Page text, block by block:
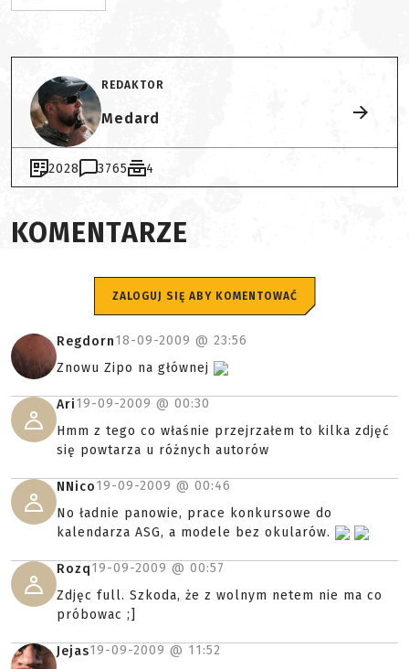
REDAKTOR
Medard
2028 3765 4
KOMENTARZE
ZALOGUJ SIĘ ABY KOMENTOWAĆ
Regdorn18-09-2009 @ 23:56
Znowu Zipo na głównej
Ari19-09-2009 @ 00:30
Hmm z tego co właśnie przejrzałem to kilka zdjęć
się powtarza u różnych autorów
NNico19-09-2009 @ 00:46
No ładnie panowie, prace konkursowe do
kalendarza ASG, a modele bez okularów.
Rozq19-09-2009 @ 00:57
Zdjęc full. Szkoda, że z wolnym netem nie ma co
próbowac ;]
Jejas19-09-2009 @ 11:52